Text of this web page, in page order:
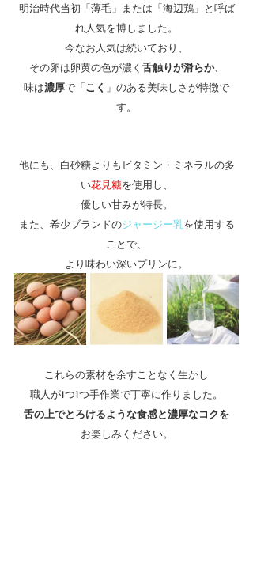
明治時代当初「薄毛」または「海辺鶏」と呼ば
れ人気を博しました。
今なお人気は続いており、
その卵は卵黄の色が濃く 舌触りが滑らか、
味は濃厚で「こく 」のある美味しさが特徴で
す。
他にも、白砂糖よりもビタミン・ミネラルの多
い花見糖を使用し、
優しい甘みが特長。
また、希少ブランドのジャージー乳を使用する
ことで、
より味わい深いプリンに。
これらの素材を余すことなく生かし
職人が1つ1つ手作業で丁寧に作りました。
舌の上でとろけるような食感と濃厚なコクを
お楽しみください。